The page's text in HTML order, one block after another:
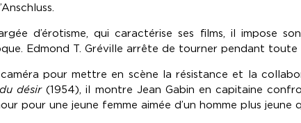
d’érotisme, qui caractérise ses films, il impose
Edmond T. Gréville arrête de tourner pendant
pour mettre en scène la résistance et la
désir(1954), il montre Jean Gabin en capitaine
pour une jeune femme aimée d’un homme plus jeune